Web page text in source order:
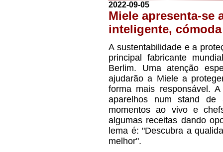
2022-09-05
Miele apresenta-se
inteligente,
A sustentabilidade e a
principal fabricante
Berlim. Uma atenção
ajudarão a Miele a
forma mais responsável.
aparelhos num stand de
momentos ao vivo e
algumas receitas dando
lema é: "Descubra a
melhor".